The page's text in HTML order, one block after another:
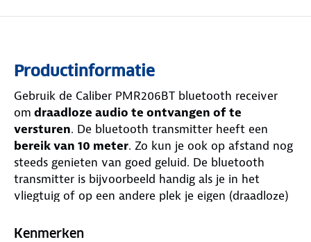
Productinformatie
Gebruik de Caliber PMR206BT bluetooth receiver
om draadloze audio te ontvangen of te
versturen. De bluetooth transmitter heeft een
bereik van 10 meter. Zo kun je ook op afstand nog
steeds genieten van goed geluid. De bluetooth
transmitter is bijvoorbeeld handig als je in het
vliegtuig of op een andere plek je eigen (draadloze)
apparaat. Dit doe je door de kabels aan te sluiten op
Kenmerken